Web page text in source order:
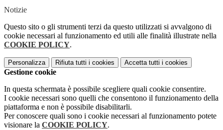
Notizie
Questo sito o gli strumenti terzi da questo utilizzati si avvalgono di
cookie necessari al funzionamento ed utili alle finalità illustrate nella
COOKIE POLICY.
Personalizza Rifiuta tutti i cookies Accetta tutti i cookies
Gestione cookie
In questa schermata è possibile scegliere quali cookie consentire.
I cookie necessari sono quelli che consentono il funzionamento della
piattaforma e non è possibile disabilitarli.
Per conoscere quali sono i cookie necessari al funzionamento potete
visionare la COOKIE POLICY.